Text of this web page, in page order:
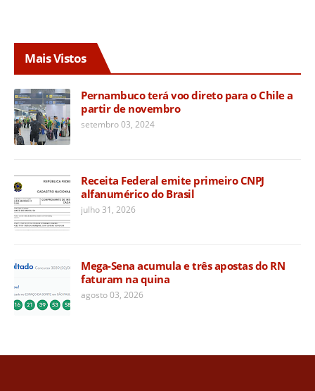
Mais Vistos
Pernambuco terá voo direto para o Chile a
partir de novembro
setembro 03, 2024
Receita Federal emite primeiro CNPJ
alfanumérico do Brasil
julho 31, 2026
Mega-Sena acumula e três apostas do RN
faturam na quina
agosto 03, 2026